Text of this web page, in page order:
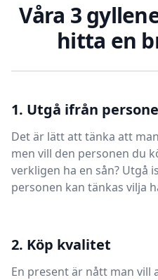
Våra 3
hitta en
1. Utgå ifrån
Det är lätt att tänka att
men vill den personen du
verkligen ha en sån? Utgå
personen kan tänkas vilja
2. Köp kvalitet
En present är nått man vill